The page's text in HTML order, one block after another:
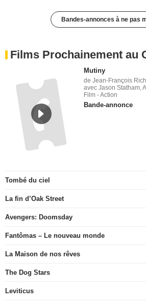
Bandes-annonces à ne pas
Films Prochainement au
Mutiny
de Jean-François
avec Jason Statham,
Film - Action
Bande-annonce
Tombé du ciel
La fin d’Oak Street
Avengers: Doomsday
Fantômas – Le nouveau monde
La Maison de nos rêves
The Dog Stars
Leviticus